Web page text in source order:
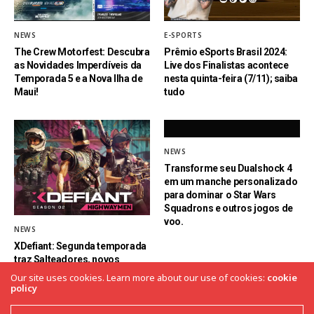
NEWS
The Crew Motorfest: Descubra
as Novidades Imperdíveis da
Temporada 5 e a Nova Ilha de
Maui!
E-SPORTS
Prêmio eSports Brasil 2024:
Live dos Finalistas acontece
nesta quinta-feira (7/11); saiba
tudo
NEWS
XDefiant: Segunda temporada
traz Salteadores, novos
mapas e modo Bomba; confira
todas as novidades
NEWS
Transforme seu Dualshock 4
em um manche personalizado
para dominar o Star Wars
Squadrons e outros jogos de
voo.
Our site uses cookies. Learn more about our use of cookies: cookie
policy